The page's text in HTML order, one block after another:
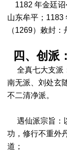
1182 年金廷诏
山东牟平；1183
（1269）敕封：
四、创派
全真七大支派
南无派、刘处玄
不二清净派。
遇仙派宗旨：
功，修行不重外
道；